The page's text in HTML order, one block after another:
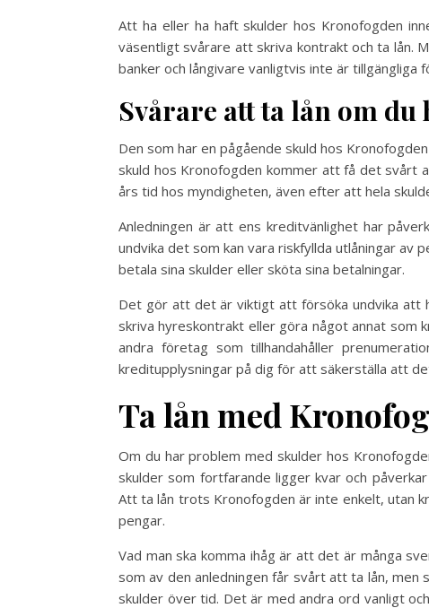
Att ha eller ha haft skulder hos Kronofogden
väsentligt svårare att skriva kontrakt och ta lån.
banker och långivare vanligtvis inte är tillgängliga
Svårare att ta lån om
Den som har en pågående skuld hos
skuld hos Kronofogden kommer att få det svårt
års tid hos myndigheten, även efter att hela
Anledningen är att ens kreditvänlighet har
undvika det som kan vara riskfyllda utlåningar
betala sina skulder eller sköta sina betalningar.
Det gör att det är viktigt att försöka undvika att
skriva hyreskontrakt eller göra något annat som
andra företag som tillhandahåller
kreditupplysningar på dig för att säkerställa att
Ta lån med
Om du har problem med skulder hos
skulder som fortfarande ligger kvar och
Att ta lån trots Kronofogden är inte enkelt, utan
pengar.
Vad man ska komma ihåg är att det är många
som av den anledningen får svårt att ta lån, men
skulder över tid. Det är med andra ord vanligt